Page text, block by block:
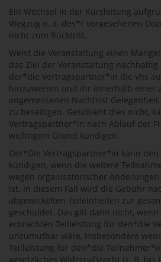
Ein Wechsel in der Kursleitung
Wegzug o. ä. des*r vorgesehenen
nicht zum Rücktritt.
Weist die Veranstaltung einen
das Ziel der Veranstaltung
der*die Vertragspartner*in die vhs
hinzuweisen und ihr innerhalb einer
angemessenen Nachfrist
zu beseitigen. Geschieht dies nicht,
Vertragspartner*in nach Ablauf der
wichtigem Grund kündigen.
Der*Die Vertragspartner*in kann
kündigen, wenn die weitere
wegen organisatorischer
ist. In diesem Fall wird die Gebühr
abgewickelten Teileinheiten zur
geschuldet. Das gilt dann nicht,
erbrachten Teilleistung für den*die
unzumutbar wäre, insbesondere
Teilleistung für den*die
gesetzliches Widerrufsrecht (z. B. bei